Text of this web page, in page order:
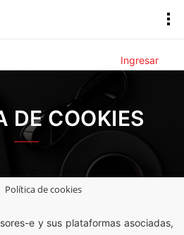
Ingresar
DE COOKIES
Política de cookies
e y sus plataformas asociadas,